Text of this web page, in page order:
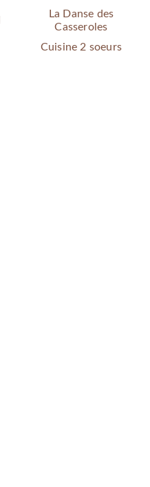
La Danse des
Casseroles
Cuisine 2 soeurs